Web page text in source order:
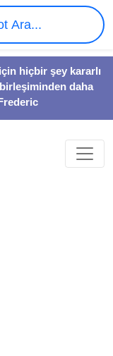
hiçbir şey kararlı
daha
Ara...